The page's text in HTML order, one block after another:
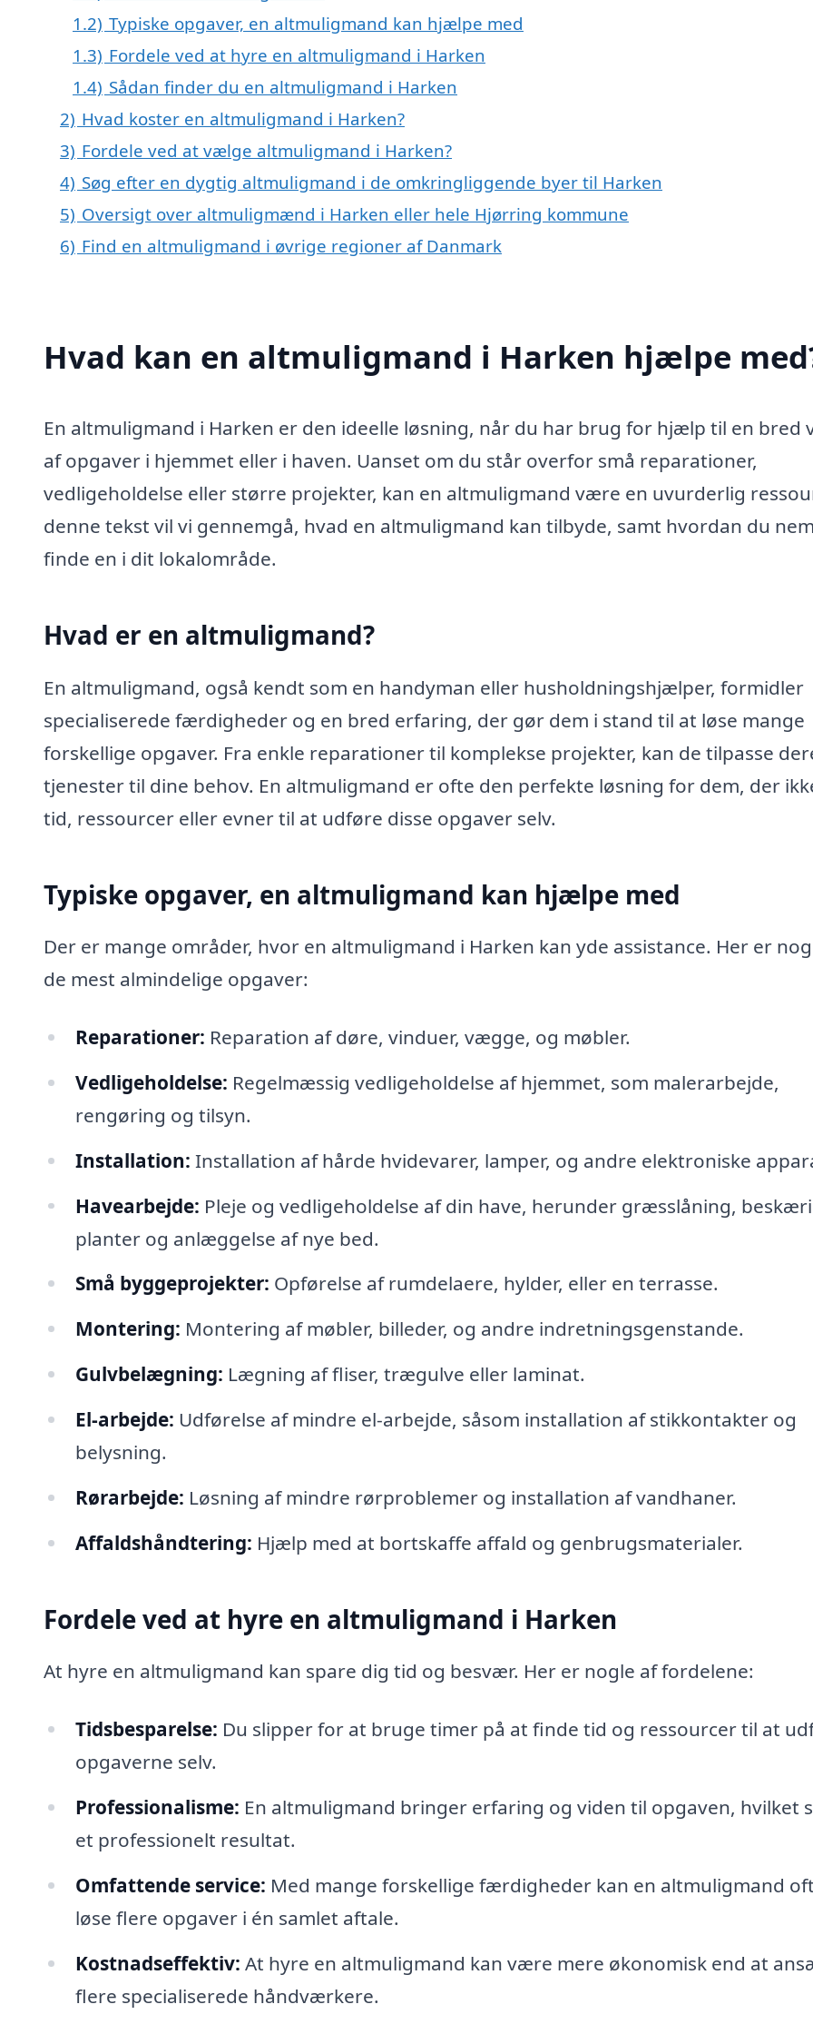
1.2) Typiske opgaver, en altmuligmand kan hjælpe med
1.3) Fordele ved at hyre en altmuligmand i Harken
1.4) Sådan finder du en altmuligmand i Harken
2) Hvad koster en altmuligmand i Harken?
3) Fordele ved at vælge altmuligmand i Harken?
4) Søg efter en dygtig altmuligmand i de omkringliggende byer til Harken
5) Oversigt over altmuligmænd i Harken eller hele Hjørring kommune
6) Find en altmuligmand i øvrige regioner af Danmark
Hvad kan en altmuligmand i Harken hjælpe
En altmuligmand i Harken er den ideelle løsning, når du har brug for hjælp til en bred
af opgaver i hjemmet eller i haven. Uanset om du står overfor små reparationer,
vedligeholdelse eller større projekter, kan en altmuligmand være en uvurderlig
denne tekst vil vi gennemgå, hvad en altmuligmand kan tilbyde, samt hvordan du
finde en i dit lokalområde.
Hvad er en altmuligmand?
En altmuligmand, også kendt som en handyman eller husholdningshjælper, formidler
specialiserede færdigheder og en bred erfaring, der gør dem i stand til at løse mange
forskellige opgaver. Fra enkle reparationer til komplekse projekter, kan de tilpasse
tjenester til dine behov. En altmuligmand er ofte den perfekte løsning for dem, der
tid, ressourcer eller evner til at udføre disse opgaver selv.
Typiske opgaver, en altmuligmand kan hjælpe med
Der er mange områder, hvor en altmuligmand i Harken kan yde assistance. Her er
de mest almindelige opgaver:
Reparationer: Reparation af døre, vinduer, vægge, og møbler.
Vedligeholdelse: Regelmæssig vedligeholdelse af hjemmet, som malerarbejde,
rengøring og tilsyn.
Installation: Installation af hårde hvidevarer, lamper, og andre elektroniske
Havearbejde: Pleje og vedligeholdelse af din have, herunder græsslåning,
planter og anlæggelse af nye bed.
Små byggeprojekter: Opførelse af rumdelaere, hylder, eller en terrasse.
Montering: Montering af møbler, billeder, og andre indretningsgenstande.
Gulvbelægning: Lægning af fliser, trægulve eller laminat.
El-arbejde: Udførelse af mindre el-arbejde, såsom installation af stikkontakter og
belysning.
Rørarbejde: Løsning af mindre rørproblemer og installation af vandhaner.
Affaldshåndtering: Hjælp med at bortskaffe affald og genbrugsmaterialer.
Fordele ved at hyre en altmuligmand i Harken
At hyre en altmuligmand kan spare dig tid og besvær. Her er nogle af fordelene:
Tidsbesparelse: Du slipper for at bruge timer på at finde tid og ressourcer til at
opgaverne selv.
Professionalisme: En altmuligmand bringer erfaring og viden til opgaven, hvilket
et professionelt resultat.
Omfattende service: Med mange forskellige færdigheder kan en altmuligmand
løse flere opgaver i én samlet aftale.
Kostnadseffektiv: At hyre en altmuligmand kan være mere økonomisk end at
flere specialiserede håndværkere.